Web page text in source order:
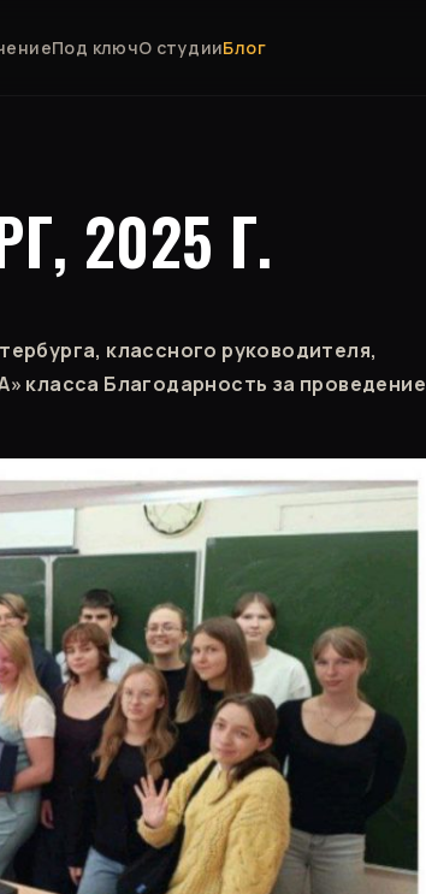
Под ключО студииБлог
2025 Г.
классного руководителя,
класса Благодарность за проведение